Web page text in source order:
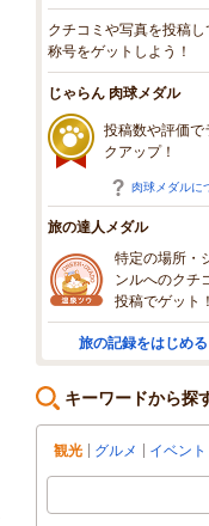
クチコミや写真を投稿し
称号をゲットしよう！
じゃらん 肉球メダル
投稿数や評価で
クアップ！
肉球メダルに
旅の達人メダル
特定の場所・
ンルへのクチ
投稿でゲット！
旅の記録をはじめる
キーワードから探
観光 グルメ イベント